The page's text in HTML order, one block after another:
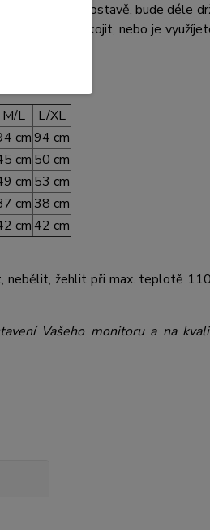
Vaší postavě, bude déle
tak dlouho kojit, nebo je
M/L
L/XL
cm94 cm
cm 50 cm
cm 53 cm
cm 38 cm
cm42 cm
nebělit, žehlit při max. teplotě 110
Vašeho monitoru a na